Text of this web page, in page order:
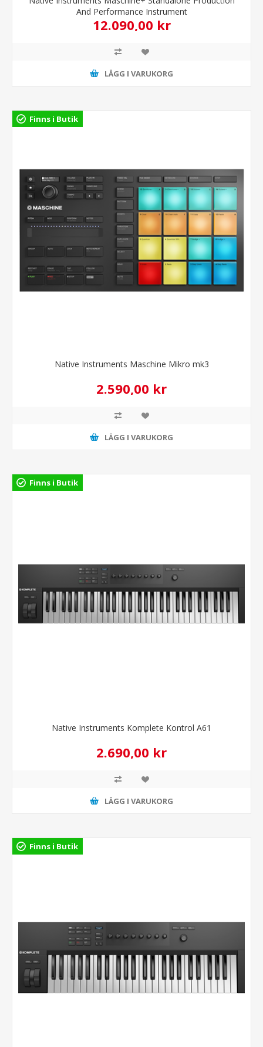
And Performance Instrument
12.090,00 kr
LÄGG I VARUKORG
Finns i Butik
Native Instruments Maschine Mikro mk3
2.590,00 kr
LÄGG I VARUKORG
Finns i Butik
Native Instruments Komplete Kontrol A61
2.690,00 kr
LÄGG I VARUKORG
Finns i Butik